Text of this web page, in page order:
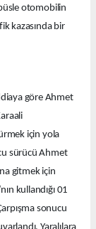
otomobilin
kazasında bir
göre Ahmet
için yola
sürücü Ahmet
gitmek için
kullandığı 01
sonucu